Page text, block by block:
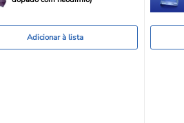
Adicionar à lista